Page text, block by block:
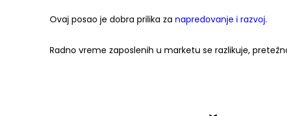
Ovaj posao je dobra prilika za napredovanje i razvoj.
Radno vreme zaposlenih u marketu se razlikuje,